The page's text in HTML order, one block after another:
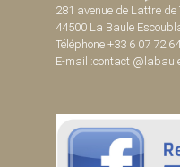
281 avenue de Lattre
44500 La Baule
Téléphone +33 6 07 72
E-mail :contact